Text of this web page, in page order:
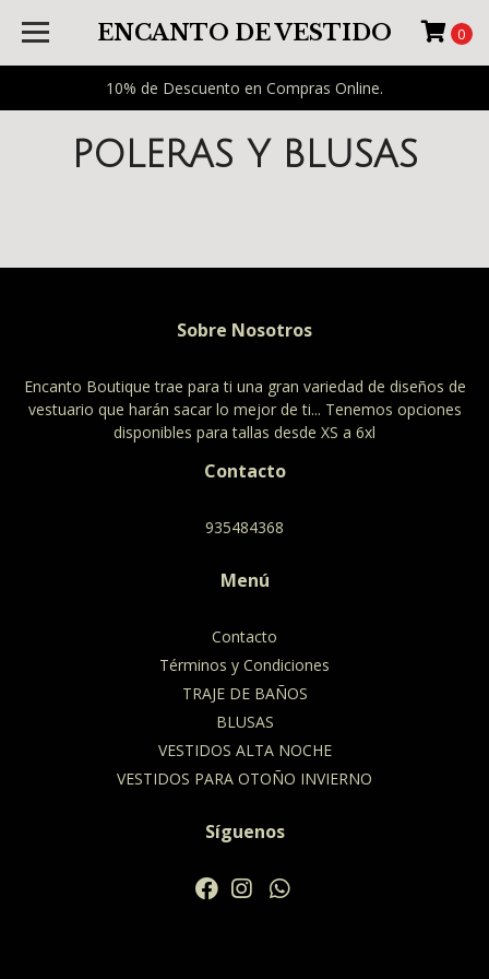
10% de Descuento en Compras Online.
ENCANTO DE VESTIDO 0
POLERAS Y BLUSAS
Sobre Nosotros
Encanto Boutique trae para ti una gran variedad de diseños de
vestuario que harán sacar lo mejor de ti... Tenemos opciones
disponibles para tallas desde XS a 6xl
Contacto
935484368
Menú
Contacto
Términos y Condiciones
TRAJE DE BAÑOS
BLUSAS
VESTIDOS ALTA NOCHE
VESTIDOS PARA OTOÑO INVIERNO
Síguenos